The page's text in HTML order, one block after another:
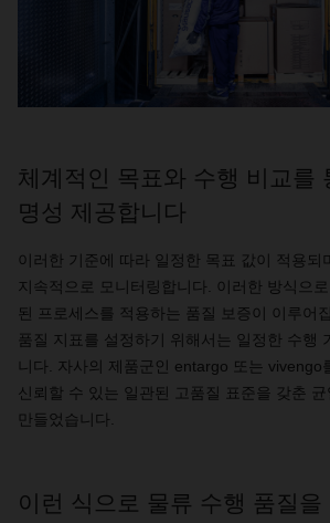
체계적인 목표와 수행 비교를
명성 제공합니다
이러한 기준에 따라 일정한 목표 값이 적용되며
지속적으로
모니터링합니다 이러한 방식으로
된
프로세스를 적용하는 품질 보증이 이루어
품질 지표를 설정하기 위해서는 일정한 수행
니다
자사의 제품군인 entargo 또는 vivengo
신뢰할 수 있는 일관된 고품질 표준을 갖춘
만들었습니다
이런 식으로 물류 수행 품질을